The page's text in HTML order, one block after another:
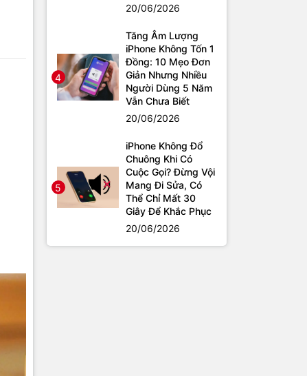
20/06/2026
4
Tăng Âm Lượng
iPhone Không Tốn 1
Đồng: 10 Mẹo Đơn
Giản Nhưng Nhiều
Người Dùng 5 Năm
Vẫn Chưa Biết
20/06/2026
5
iPhone Không Đổ
Chuông Khi Có
Cuộc Gọi? Đừng Vội
Mang Đi Sửa, Có
Thể Chỉ Mất 30
Giây Để Khắc Phục
20/06/2026